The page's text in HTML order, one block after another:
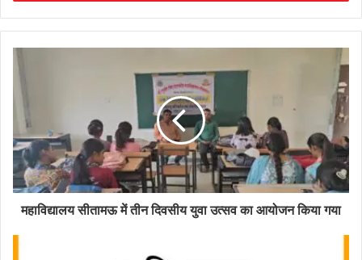
महाविद्यालय सीतामऊ में तीन दिवसीय युवा उत्सव का आयोजन किया गया